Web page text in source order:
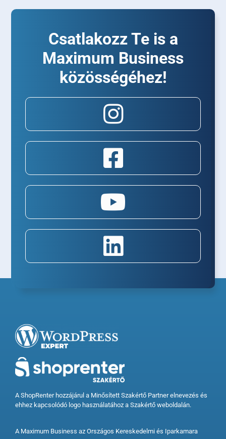
Csatlakozz Te is a
Maximum Business
közösségéhez!
A ShopRenter hozzájárul a Minősített Szakértő Partner elnevezés és
ehhez kapcsolódó logo használatához a Szakértő weboldalán.
A Maximum Business az Országos Kereskedelmi és Iparkamara